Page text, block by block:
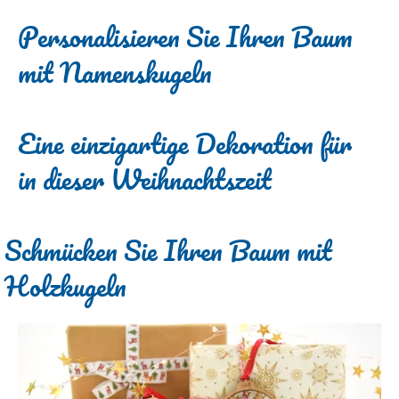
Personalisieren Sie Ihren Baum
mit Namenskugeln
Eine einzigartige Dekoration für
in dieser Weihnachtszeit
Schmücken Sie Ihren Baum mit
Holzkugeln